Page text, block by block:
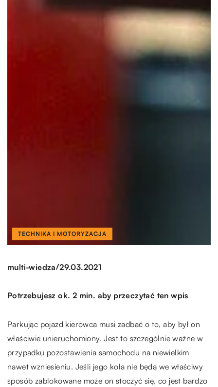
TECHNIKA I MOTORYZACJA
multi-wiedza/29.03.2021
Potrzebujesz ok. 2 min. aby przeczytać ten wpis
Parkując pojazd kierowca musi zadbać o to, aby był on
właściwie unieruchomiony. Jest to szczególnie ważne w
przypadku pozostawienia samochodu na niewielkim
nawet wzniesieniu. Jeśli jego koła nie będą we właściwy
sposób zablokowane może on stoczyć się, co jest bardzo